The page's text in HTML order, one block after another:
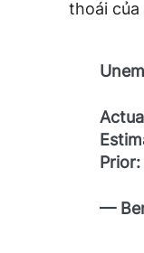
thoái của
—